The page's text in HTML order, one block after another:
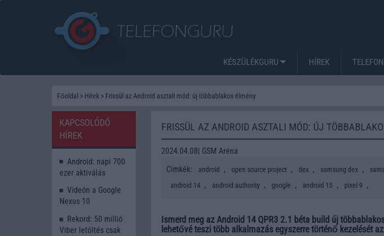
KÉSZÜLÉKGURU HÍREK
Főoldal > Hírek > Frissül az Android asztali mód: új többablakos élmény
FRISSÜL AZ ANDROID ASZTALI MÓD: ÚJ
2024.04.08| GSM Aréna
Címkék:
android , open source project , dex , samsung dex ,
android 14 , android authority , google , android 15 , pixel 9 ,
Ismerd meg az Android 14 QPR3 2.1 béta build új
lehetővé teszi több alkalmazás egyszerre történő kezelését
KAPCSOLÓDÓ
HÍREK
Android: napi 700
ezer aktiválás
Videón a Google
Nexus 10
Rekord: 50 millió
Viber letöltés csak